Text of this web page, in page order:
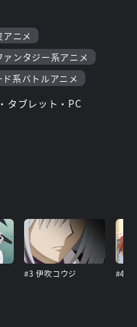
ニメ
ァンタジー系アニメ
ド系バトルアニメ
タブレット・PC
#3 伊吹コウジ #4